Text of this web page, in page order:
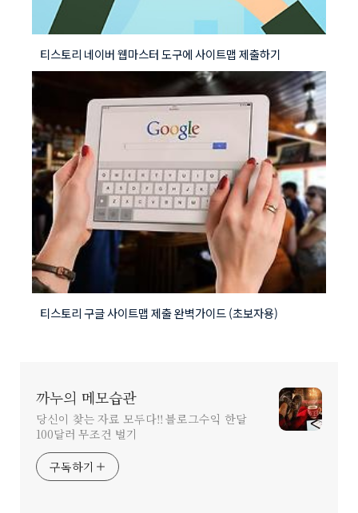
티스토리 네이버 웹마스터 도구에 사이트맵 제출하기
티스토리 구글 사이트맵 제출 완벽가이드 (초보자용)
까누의 메모습관
당신이 찾는 자료 모두다!! 블로그수익 한달
100달러 무조건 벌기
구독하기